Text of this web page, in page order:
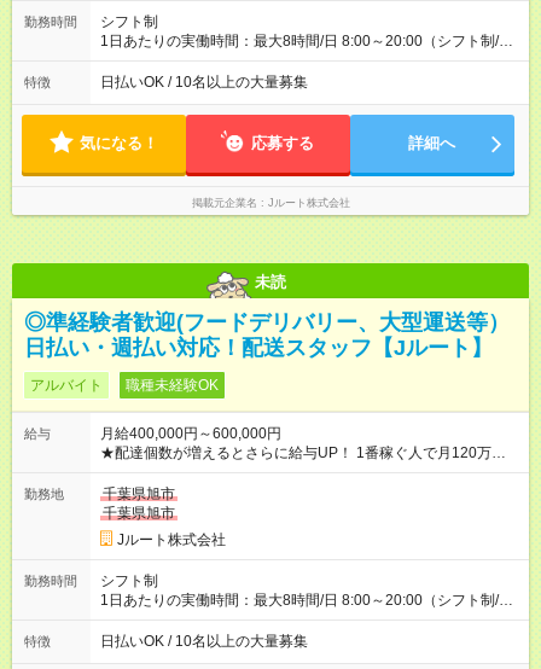
勤務時間
シフト制
1日あたりの実働時間：最大8時間/日 8:00～20:00（シフト制/実
働8時間） ※週5日勤務（場所次第では週4も有り） ※配達状況に
よって時間外での勤務可能性有り ※案件により多少の前後あり
特徴 日払いOK / 10名以上の大量募集
気になる！ 応募する 詳細へ
掲載元企業名 Jルート株式会社
未読
◎準経験者歓迎(フードデリバリー、大型運送等）
日払い・週払い対応！配送スタッフ【Jルート】
アルバイト 職種未経験OK
給与
月給400,000円～600,000円
★配達個数が増えるとさらに給与UP！ 1番稼ぐ人で月120万ほ
ど！ ・主要都市エリア 月収55万円／週5日稼働 月収65万~112
万円／週6日稼働 ・地方郊外エリア 月収40万円／週5日稼働 月
収40万円~50万円／週6日稼働 ＜モデルイメージ＞ ■月収50万
円 (27歳男性/江東区在住)※元建築関係 1日150個配達×25日勤務
(日休み) ■月収80万円(43歳男性/墨田区在住)※元営業 1日200個
勤務地
千葉県旭市
千葉県旭市
Jルート株式会社
勤務時間
シフト制
1日あたりの実働時間：最大8時間/日 8:00～20:00（シフト制/実
働8時間） ※週5日勤務（場所次第では週4も有り） ※配達状況に
よって時間外での勤務可能性有り ※案件により多少の前後あり
特徴 日払いOK / 10名以上の大量募集